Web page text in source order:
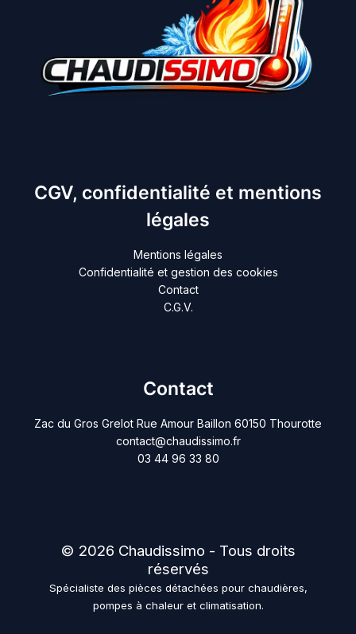
CGV, confidentialité et mentions
légales
Mentions légales
Confidentialité et gestion des cookies
Contact
C.G.V.
Contact
Zac du Gros Grelot Rue Amour Baillon 60150 Thourotte
contact@chaudissimo.fr
03 44 96 33 80
© 2026 Chaudissimo - Tous droits
réservés
Spécialiste des pièces détachées pour chaudières,
pompes à chaleur et climatisation.